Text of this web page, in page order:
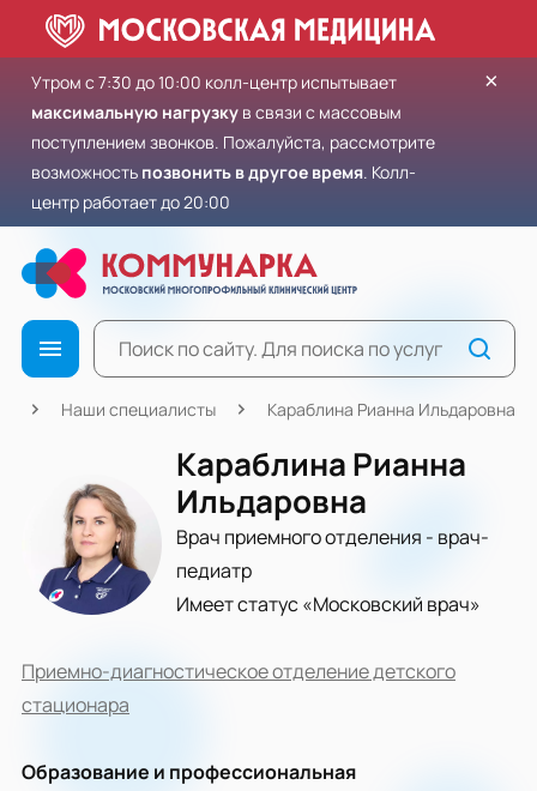
Утром с 7:30 до 10:00 колл-центр испытывает
максимальную нагрузку в связи с массовым
поступлением звонков. Пожалуйста, рассмотрите
возможность позвонить в другое время. Колл-
центр работает до 20:00
×
Наши специалисты Караблина Рианна Ильдаровна
Караблина Рианна
Ильдаровна
Врач приемного отделения - врач-
педиатр
Имеет статус «Московский врач»
Приемно-диагностическое отделение детского
стационара
Образование и профессиональная